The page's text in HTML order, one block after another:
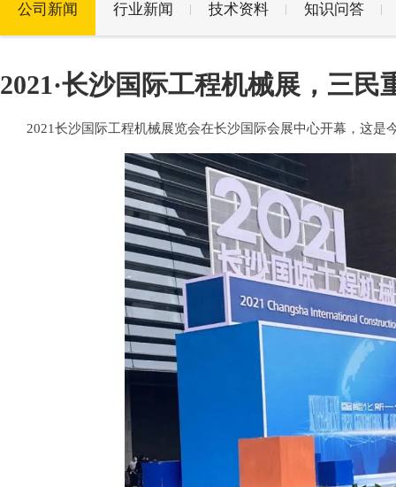
公司新闻 行业新闻 技术资料 知识问答
2021·长沙国际工程机械展，三民
2021长沙国际工程机械展览会在长沙国际会展中心开幕，这是